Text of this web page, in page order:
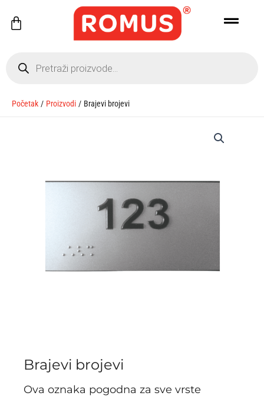
naCart
search
Početak Proizvodi Brajevi brojevi
Brajevi brojevi
Ova oznaka pogodna za sve vrste